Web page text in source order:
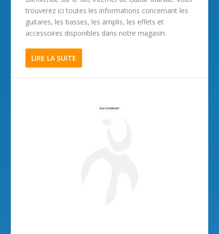
trouverez ici toutes les informations concernant les
guitares, les basses, les amplis, les effets et
accessoires disponibles dans notre magasin.
LIRE LA SUITE